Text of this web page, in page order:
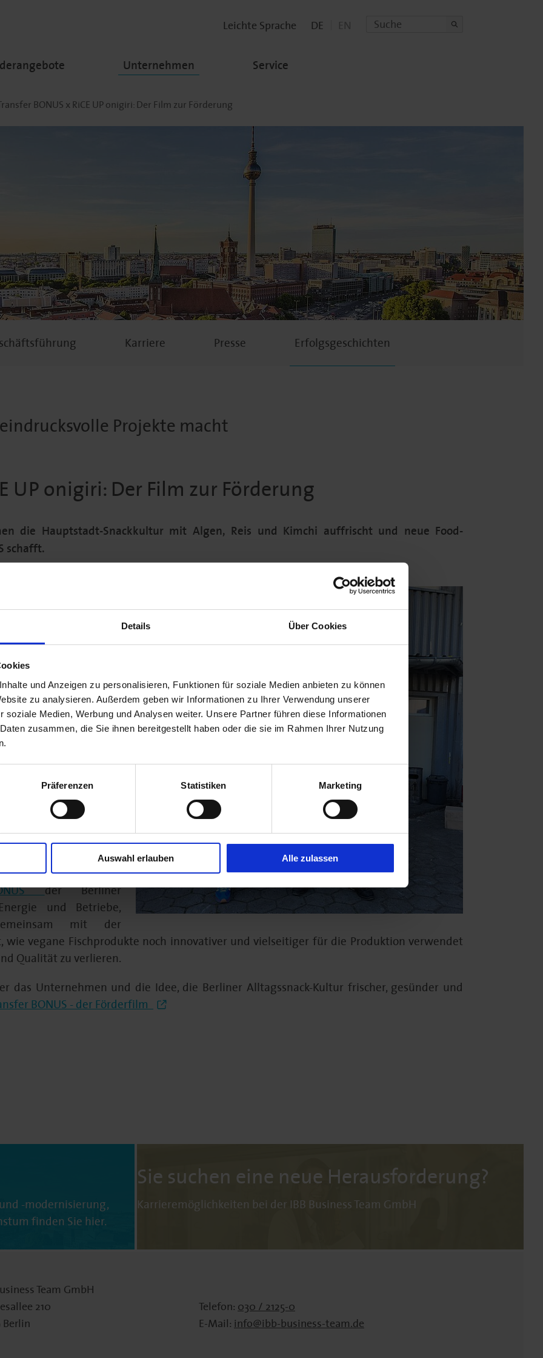
Details Über Cookies
und Anzeigen zu personalisieren, Funktionen für soziale Medien anbieten zu können
zu analysieren. Außerdem geben wir Informationen zu Ihrer Verwendung unserer
soziale Medien, Werbung und Analysen weiter. Unsere Partner führen diese Informationen
zusammen, die Sie ihnen bereitgestellt haben oder die sie im Rahmen Ihrer Nutzung
Präferenzen Statistiken Marketing
Auswahl erlauben Alle zulassen
Leichte Sprache DE
Unternehmen Service
BONUS x RiCE UP onigiri: Der Film zur Förderung
Karriere Presse Erfolgsgeschichten
Projekte macht
UP onigiri: Der Film zur Förderung
die Hauptstadt-Snackkultur mit Algen, Reis und Kimchi auffrischt und neue Food-
schafft.
im 3. Stock im alten
Blick übers
Mitgründer und
brachte mit den
Alltagsleben: In
in Deutschland
von RiCE UP
Heute
großen Bio-
Außerdem im
Kimchi, vegane
es nicht noch mehr
Angebot bleiben:
der Berliner
und Betriebe,
mit der
wie vegane Fischprodukte noch innovativer und vielseitiger für die Produktion verwendet
Qualität zu verlieren.
das Unternehmen und die Idee, die Berliner Alltagssnack-Kultur frischer, gesünder und
BONUS - der Förderfilm
-modernisierung,
finden Sie hier.
Sie suchen eine neue Herausforderung?
Karrieremöglichkeiten bei der IBB Business Team GmbH
Team GmbH
210
Berlin
Telefon: 030 / 2125-0
E-Mail: info@ibb-business-team.de